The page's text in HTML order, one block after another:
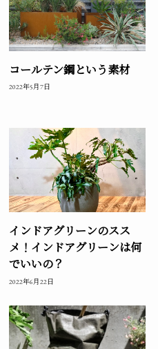
コールテン鋼という素材
2022年5月7日
インドアグリーンのスス
メ！インドアグリーンは何
でいいの？
2022年6月22日